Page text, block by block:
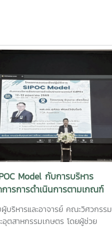
Model กับการบริหาร
ารการดำเนินการตามเกณฑ์
บริหารและอาจารย์ คณะวิศวกรรม
อุตสาหกรรมเกษตร โดยผู้ช่วย